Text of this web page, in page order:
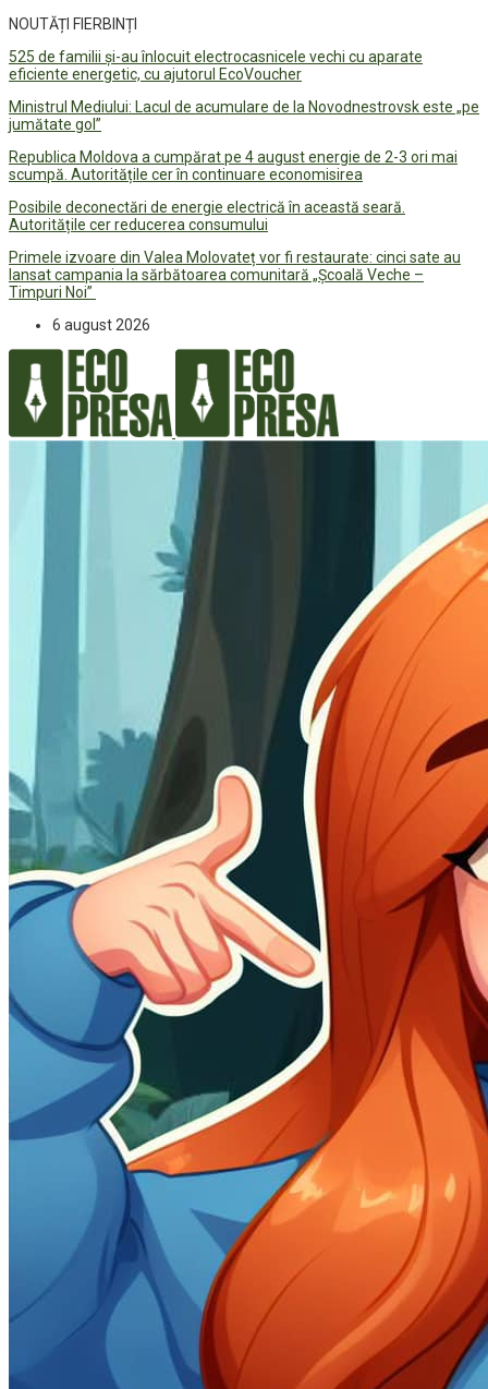
NOUTĂȚI FIERBINȚI
525 de familii și-au înlocuit electrocasnicele vechi cu aparate
eficiente energetic, cu ajutorul EcoVoucher
Ministrul Mediului: Lacul de acumulare de la Novodnestrovsk este „pe
jumătate gol”
Republica Moldova a cumpărat pe 4 august energie de 2-3 ori mai
scumpă. Autoritățile cer în continuare economisirea
Posibile deconectări de energie electrică în această seară.
Autoritățile cer reducerea consumului
Primele izvoare din Valea Molovateț vor fi restaurate: cinci sate au
lansat campania la sărbătoarea comunitară „Școală Veche –
Timpuri Noi”
6 august 2026